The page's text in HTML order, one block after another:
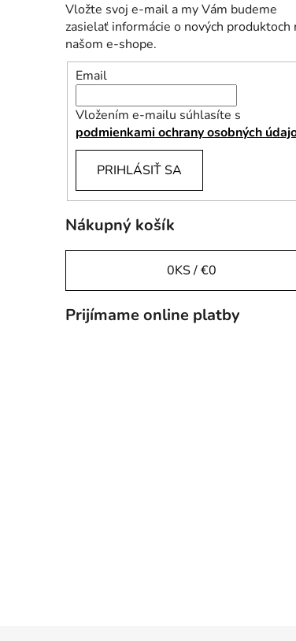
Vložte svoj e-mail a my Vám budeme
zasielať informácie o nových produktoch
našom e-shope.
Email
Vložením e-mailu súhlasíte s
podmienkami ochrany osobných
PRIHLÁSIŤ SA
Nákupný košík
0KS /€0
Prijímame online platby